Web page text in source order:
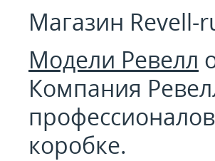
Магазин Revell-
Модели Ревелл
Компания
коробке.